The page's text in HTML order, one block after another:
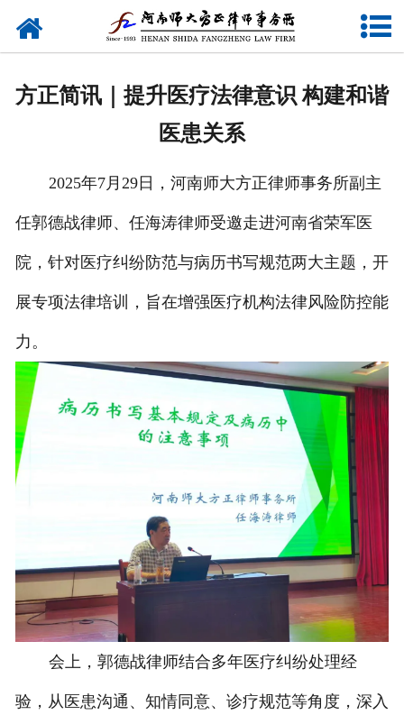
网站首页
党建专题
公益活动
方正简讯｜提升医疗法律意识 构建和谐
医患关系
2025年7月29日，河南师大方正律师事务所副主
任郭德战律师、任海涛律师受邀走进河南省荣军医
院，针对医疗纠纷防范与病历书写规范两大主题，开
展专项法律培训，旨在增强医疗机构法律风险防控能
力。
会上，郭德战律师结合多年医疗纠纷处理经
验，从医患沟通、知情同意、诊疗规范等角度，深入